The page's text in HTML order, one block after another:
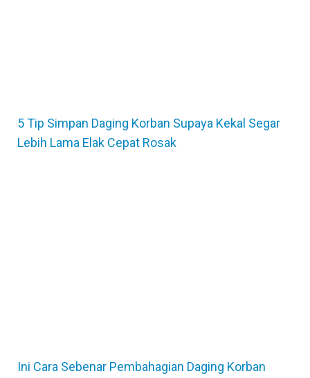
5 Tip Simpan Daging Korban Supaya Kekal Segar
Lebih Lama Elak Cepat Rosak
Ini Cara Sebenar Pembahagian Daging Korban